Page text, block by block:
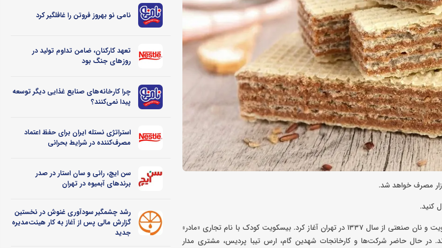
مصرف خواهد شد.
کنید.
به ‌گزارش کاماپرس، گروه صنایع غذایی ویتانا کار خود را با تولید بیسکویت و نان صنعتی از سال ۱۳۳7 در تهران آغاز کرد. بیسکویت کودک با نام تجاری «مادر»
در حال حاضر شرکت‌ها و کارخانجات شهدین گام، ارس تیبا پردیس، مشتری مدار
نامی نو بهروز فروتن را غافلگیر کرد
تعهد کارکنان، ضامن تداوم تولید در
روزهای جنگ بود
چرا کارخانه‌های صنایع غذایی دیگر توسعه
پیدا نمی‌کنند؟
استراتژی نستله ایران برای حفظ اعتماد
مصرف‌کننده در شرایط بحرانی
سن ایچ، رانی و سان استار در صدر
برندهای آبمیوه در تهران
رشد چشمگیر سودآوری غنوش در نخستین
گزارش مالی پس از آغاز به کار هیئت‌مدیره
جدید